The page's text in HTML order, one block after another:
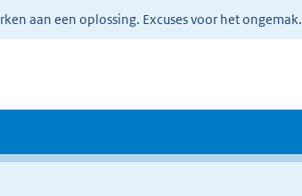
aan een oplossing. Excuses voor het ongemak.